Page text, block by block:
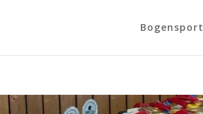
Bogensport